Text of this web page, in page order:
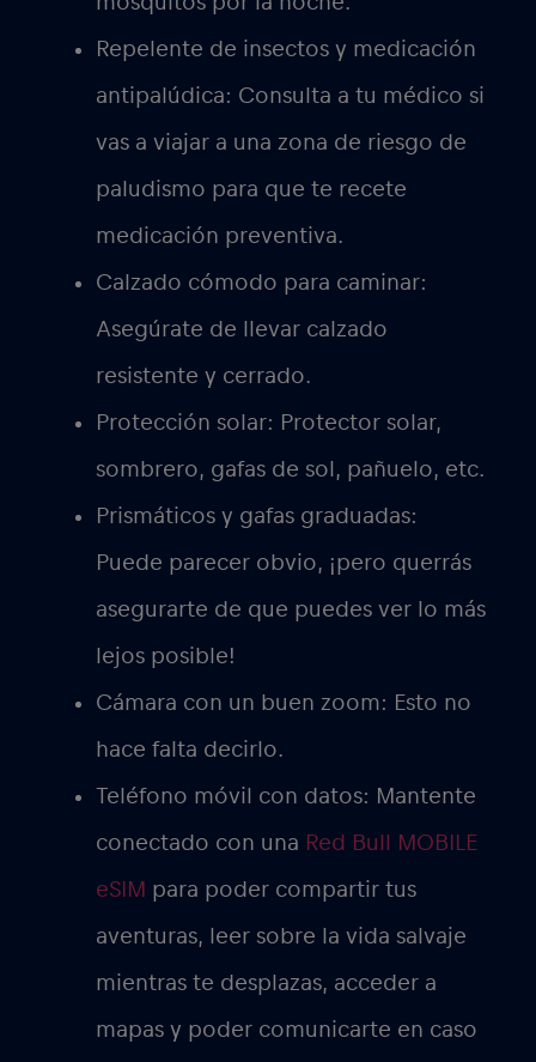
Repelente de insectos y medicación
antipalúdica: Consulta a tu médico si
vas a viajar a una zona de riesgo de
paludismo para que te recete
medicación preventiva.
Calzado cómodo para caminar:
Asegúrate de llevar calzado
resistente y cerrado.
Protección solar: Protector solar,
sombrero, gafas de sol, pañuelo, etc.
Prismáticos y gafas graduadas:
Puede parecer obvio, ¡pero querrás
asegurarte de que puedes ver lo más
lejos posible!
Cámara con un buen zoom: Esto no
hace falta decirlo.
Teléfono móvil con datos: Mantente
conectado con una Red Bull MOBILE
eSIM para poder compartir tus
aventuras, leer sobre la vida salvaje
mientras te desplazas, acceder a
mapas y poder comunicarte en caso